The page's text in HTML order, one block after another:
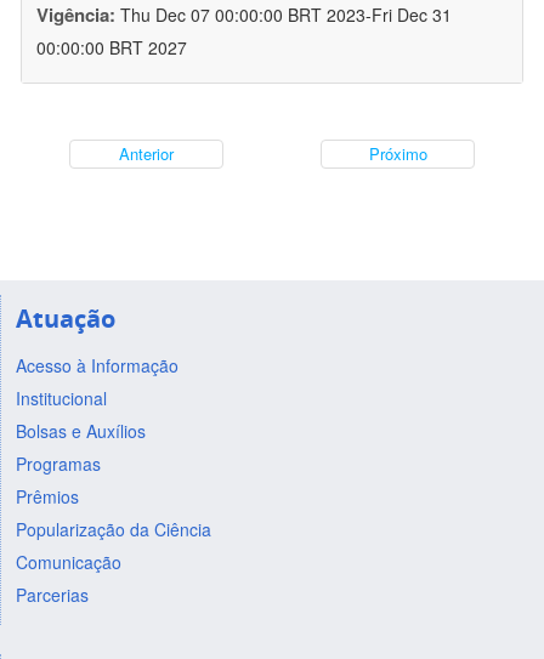
Vigência: Thu Dec 07 00:00:00 BRT 2023-Fri Dec 31
00:00:00 BRT 2027
Anterior Próximo
Atuação
Acesso à Informação
Institucional
Bolsas e Auxílios
Programas
Prêmios
Popularização da Ciência
Comunicação
Parcerias